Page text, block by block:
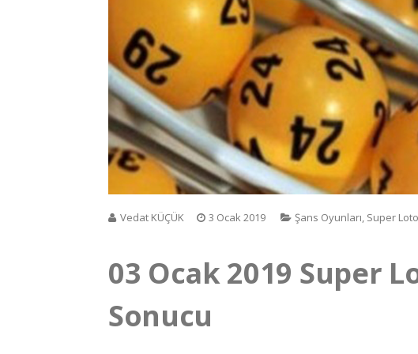
Vedat KÜÇÜK 3 Ocak 2019 Şans Oyunları, Super
03 Ocak 2019 Super
Sonucu